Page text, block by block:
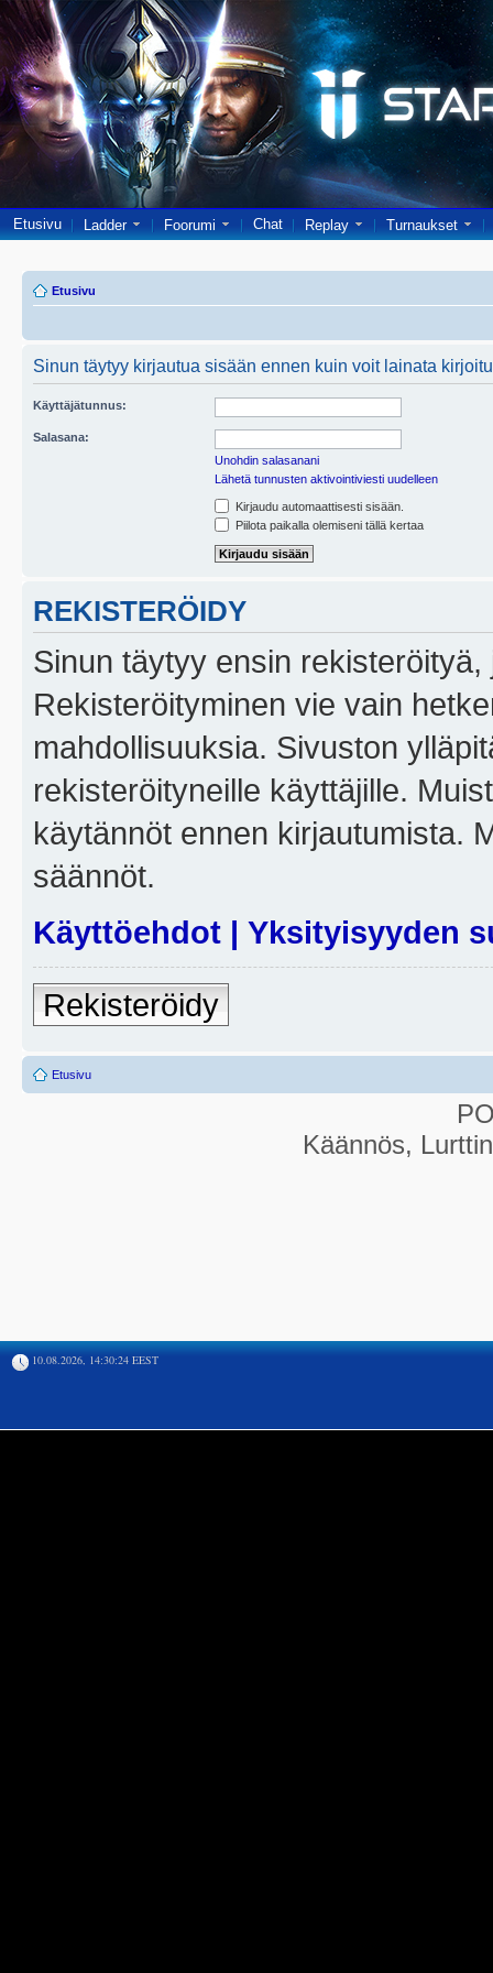
Etusivu Ladder Foorumi Chat Replay Turnaukset
Etusivu
Sinun täytyy kirjautua sisään ennen kuin voit lainata
Käyttäjätunnus:
Salasana:
Unohdin salasanani
Lähetä tunnusten aktivointiviesti uudelleen
Kirjaudu automaattisesti sisään.
Piilota paikalla olemiseni tällä kertaa
REKISTERÖIDY
Sinun täytyy ensin
Rekisteröityminen vie vain
mahdollisuuksia. Sivuston
rekisteröityneille käyttäjille.
käytännöt ennen kirjautumista.
säännöt.
Käyttöehdot | Yksityisyyden
Rekisteröidy
Etusivu
Käännös,
10.08.2026, 14:30:24 EEST